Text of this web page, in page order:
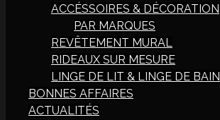
ACCÉSSOIRES & DÉCORATION
PAR MARQUES
REVÊTEMENT MURAL
RIDEAUX SUR MESURE
LINGE DE LIT & LINGE DE BAIN
BONNES AFFAIRES
ACTUALITÉS